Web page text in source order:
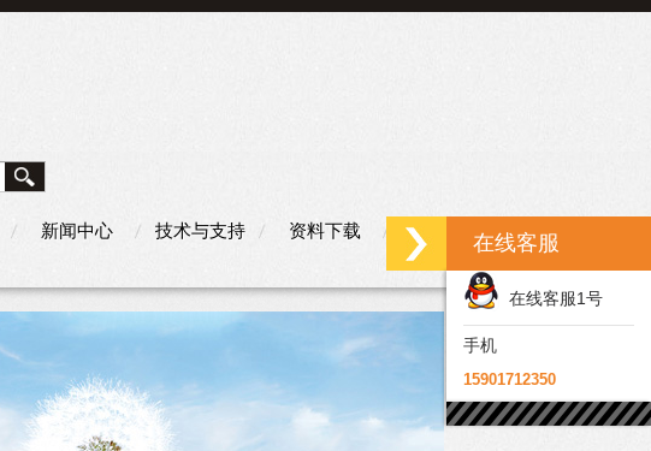
新闻中心 技术与支持 资料下载 联系我们
在线客服
在线客服1号
手机
15901712350